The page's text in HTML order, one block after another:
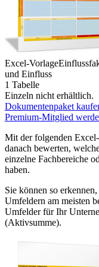
Excel-Vorlage
und Einfluss
1 Tabelle
Einzeln nicht erhältlich.
Dokumentenpaket
Premium-Mitglied
Mit der folgenden
danach bewerten,
einzelne Fachbereiche
haben.
Sie können so
Umfeldern am meisten
Umfelder für Ihr
(Aktivsumme).